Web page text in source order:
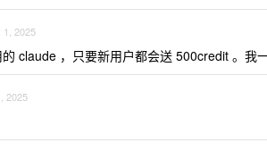
1, 2025
claude ，只要新用户都会送 500credit 。我
2025